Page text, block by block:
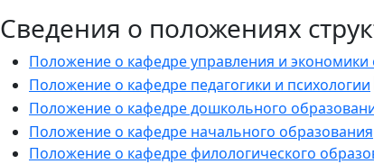
Сведения о положениях
Положение о кафедре управления и экономики
Положение о кафедре педагогики и психологии
Положение о кафедре дошкольного
Положение о кафедре начального образования
Положение о кафедре филологического